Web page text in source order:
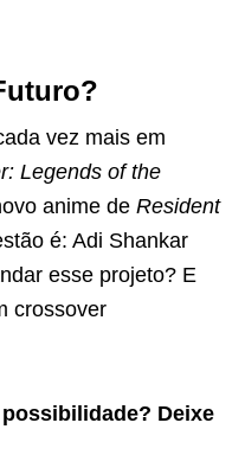
vez mais em
Legends of the
anime de Resident
é: Adi Shankar
esse projeto? E
crossover
Deixe